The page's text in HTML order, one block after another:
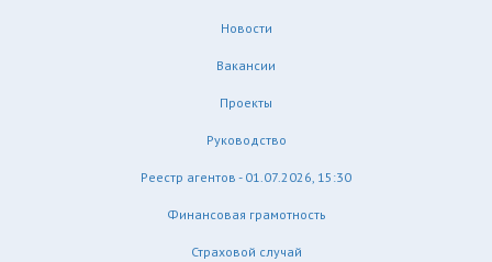
Новости
Вакансии
Проекты
Руководство
Реестр агентов - 01.07.2026, 15:30
Финансовая грамотность
Страховой случай